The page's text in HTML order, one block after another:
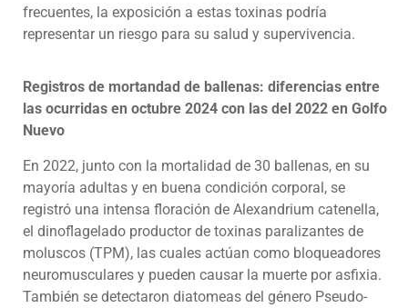
frecuentes, la exposición a estas toxinas podría
representar un riesgo para su salud y supervivencia.
Registros de mortandad de ballenas: diferencias entre
las ocurridas en octubre 2024 con las del 2022 en Golfo
Nuevo
En 2022, junto con la mortalidad de 30 ballenas, en su
mayoría adultas y en buena condición corporal, se
registró una intensa floración de Alexandrium catenella,
el dinoflagelado productor de toxinas paralizantes de
moluscos (TPM), las cuales actúan como bloqueadores
neuromusculares y pueden causar la muerte por asfixia.
También se detectaron diatomeas del género Pseudo-